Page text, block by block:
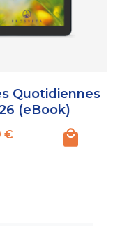
Quotidiennes
(eBook)
€